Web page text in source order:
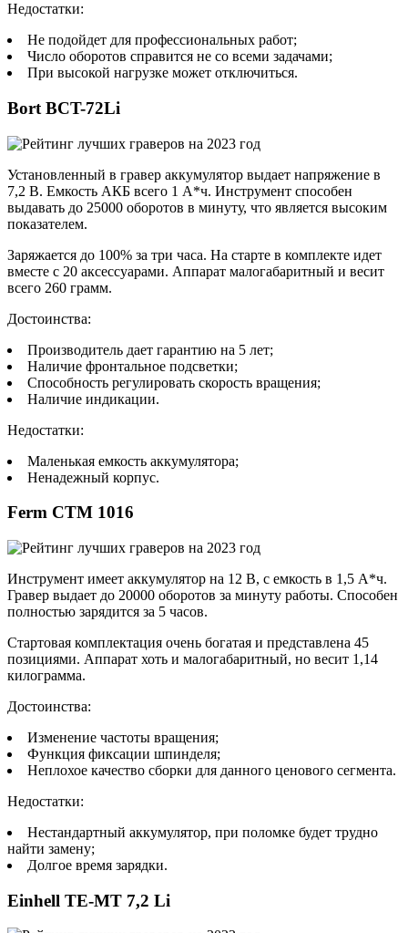
Недостатки:
Не подойдет для профессиональных работ;
Число оборотов справится не со всеми задачами;
При высокой нагрузке может отключиться.
Bort BCT-72Li
Установленный в гравер аккумулятор выдает напряжение в
7,2 В. Емкость АКБ всего 1 А*ч. Инструмент способен
выдавать до 25000 оборотов в минуту, что является высоким
показателем.
Заряжается до 100% за три часа. На старте в комплекте идет
вместе с 20 аксессуарами. Аппарат малогабаритный и весит
всего 260 грамм.
Достоинства:
Производитель дает гарантию на 5 лет;
Наличие фронтальное подсветки;
Способность регулировать скорость вращения;
Наличие индикации.
Недостатки:
Маленькая емкость аккумулятора;
Ненадежный корпус.
Ferm CTM 1016
Инструмент имеет аккумулятор на 12 В, с емкость в 1,5 А*ч.
Гравер выдает до 20000 оборотов за минуту работы. Способен
полностью зарядится за 5 часов.
Стартовая комплектация очень богатая и представлена 45
позициями. Аппарат хоть и малогабаритный, но весит 1,14
килограмма.
Достоинства:
Изменение частоты вращения;
Функция фиксации шпинделя;
Неплохое качество сборки для данного ценового сегмента.
Недостатки:
Нестандартный аккумулятор, при поломке будет трудно
найти замену;
Долгое время зарядки.
Einhell TE-MT 7,2 Li